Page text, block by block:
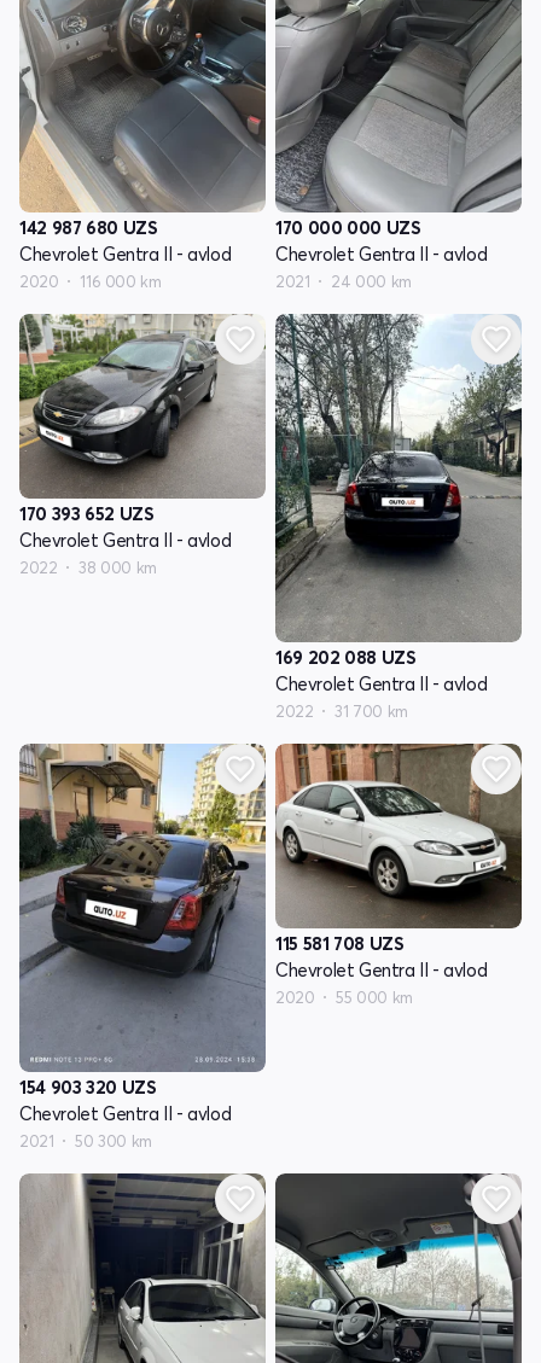
142 987 680 UZS
Chevrolet Gentra II - avlod
2020 116 000 km
170 000 000 UZS
Chevrolet Gentra II - avlod
2021 24 000 km
170 393 652 UZS
Chevrolet Gentra II - avlod
2022 38 000 km
169 202 088 UZS
Chevrolet Gentra II - avlod
2022 31 700 km
154 903 320 UZS
Chevrolet Gentra II - avlod
2021 50 300 km
115 581 708 UZS
Chevrolet Gentra II - avlod
2020 55 000 km